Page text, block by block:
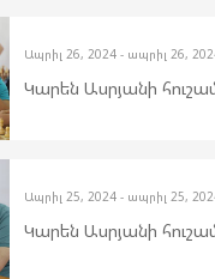
Ապրիլ 26, 2024 - ապրիլ 26,
Կարեն Ասրյանի
Ապրիլ 25, 2024 - ապրիլ 25,
Կարեն Ասրյանի